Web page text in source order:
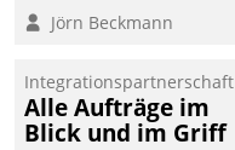
Jörn Beckmann
Integrationspartnerschaft
Alle Aufträge im
Blick und im Griff